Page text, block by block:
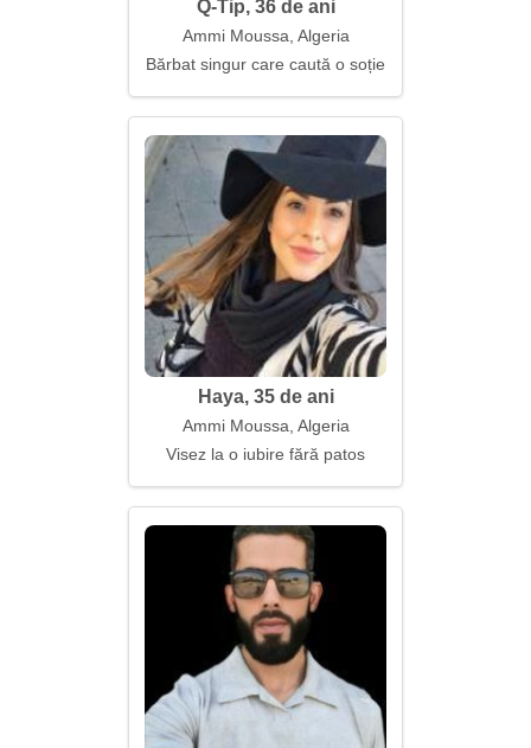
Q-Tip, 36 de ani
Ammi Moussa, Algeria
Bărbat singur care caută o soție
Haya, 35 de ani
Ammi Moussa, Algeria
Visez la o iubire fără patos